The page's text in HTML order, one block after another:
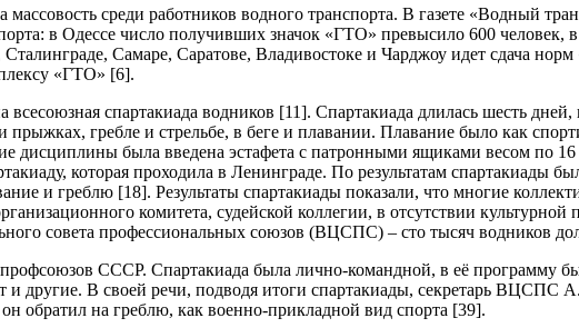
среди работников водного транспорта. В газете «Водный
в Одессе число получивших значок «ГТО» превысило 600 человек,
Самаре, Саратове, Владивостоке и Чарджоу идет сдача
«ГТО» [6].
спартакиада водников [11]. Спартакиада длилась шесть
гребле и стрельбе, в беге и плавании. Плавание было как
дисциплины была введена эстафета с патронными ящиками весом по
которая проходила в Ленинграде. По результатам спартакиады
и греблю [18]. Результаты спартакиады показали, что многие
комитета, судейской коллегии, в отсутствии
совета профессиональных союзов (ВЦСПС) – сто тысяч водников
СССР. Спартакиада была лично-командной, в её программу
и другие. В своей речи, подводя итоги спартакиады, секретарь ВЦСПС
обратил на греблю, как военно-прикладной вид спорта [39].